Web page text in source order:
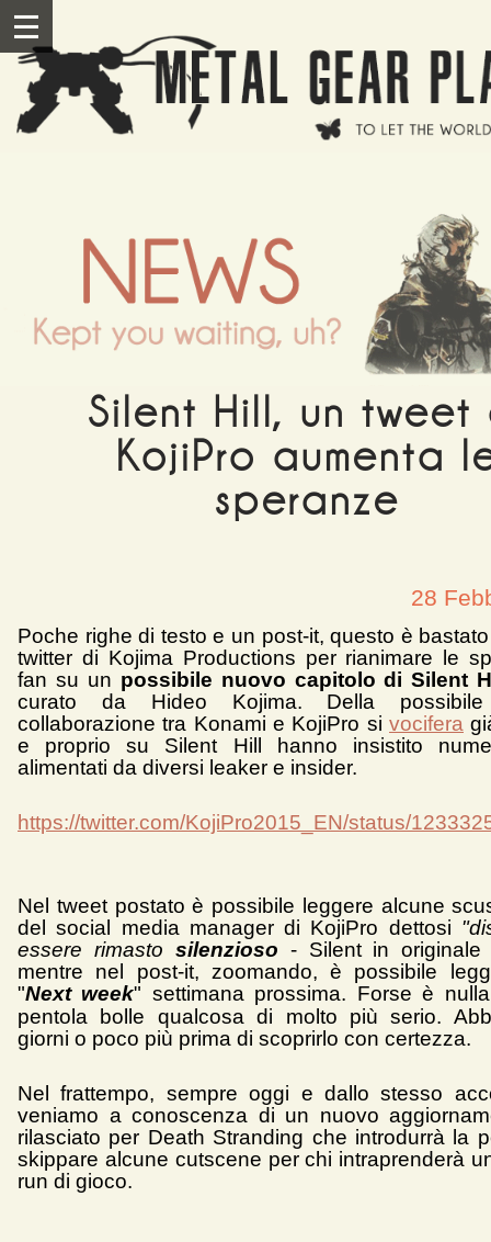
Silent Hill, un tweet
KojiPro aumenta
speranze
III
28
Poche righe di testo e un post-it, questo è
twitter di Kojima Productions per rianimare le
fan su un possibile nuovo capitolo di Silent
curato da Hideo Kojima. Della possibile
collaborazione tra Konami e KojiPro si vocifera
e proprio su Silent Hill hanno insistito
alimentati da diversi leaker e insider.
https://twitter.com/KojiPro2015_EN/status/
Nel tweet postato è possibile leggere alcune
del social media manager di KojiPro dettosi
essere rimasto silenzioso - Silent in originale
mentre nel post-it, zoomando, è possibile
"Next week" settimana prossima. Forse è
pentola bolle qualcosa di molto più serio.
giorni o poco più prima di scoprirlo con certezza.
Nel frattempo, sempre oggi e dallo stesso
veniamo a conoscenza di un nuovo
rilasciato per Death Stranding che introdurrà la
skippare alcune cutscene per chi intraprenderà
run di gioco.